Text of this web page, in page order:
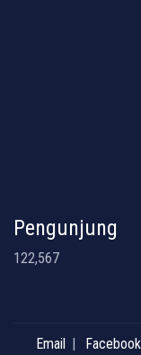
Pengunjung
122,567
Email Facebook